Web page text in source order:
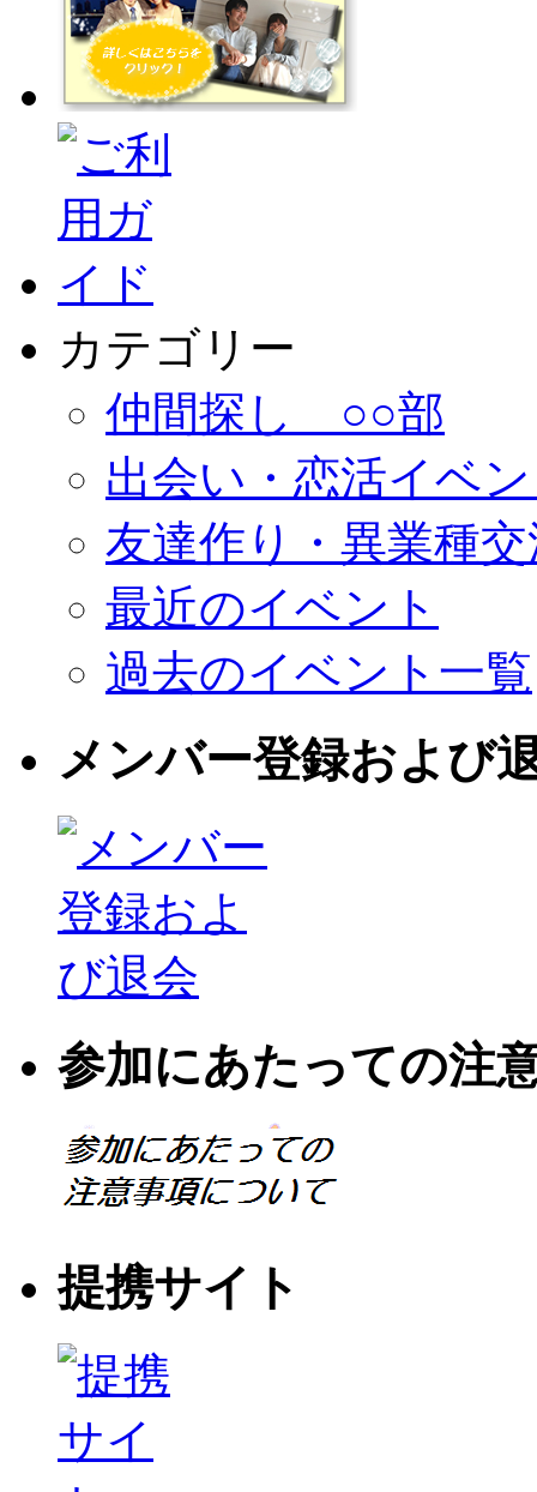
カテゴリー
仲間探し ○○部
出会い・恋活イベ
友達作り・異業種
最近のイベント
過去のイベント一覧
メンバー登録および
参加にあたっての注
提携サイト